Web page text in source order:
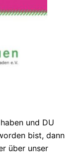
und DU
bist, dann
über unser